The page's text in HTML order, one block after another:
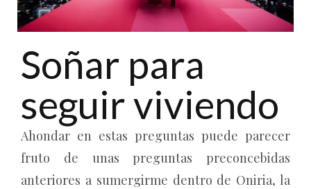
Soñar para
seguir viviendo
Ahondar en estas preguntas puede parecer
fruto de unas preguntas preconcebidas
anteriores a sumergirme dentro de Oniria, la